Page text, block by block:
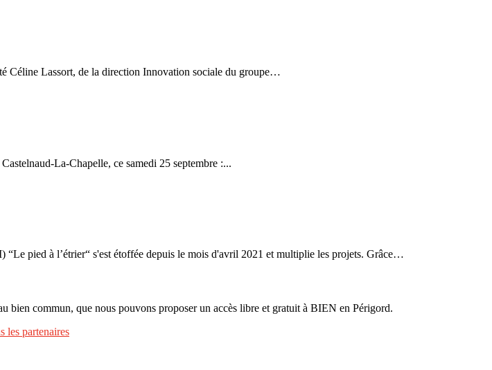
Lassort, de la direction Innovation sociale du groupe…
La-Chapelle, ce samedi 25 septembre :...
pied à l’étrier“ s'est étoffée depuis le mois d'avril 2021 et multiplie les projets. Grâce…
bien commun, que nous pouvons proposer un accès libre et gratuit à BIEN en Périgord.
les partenaires